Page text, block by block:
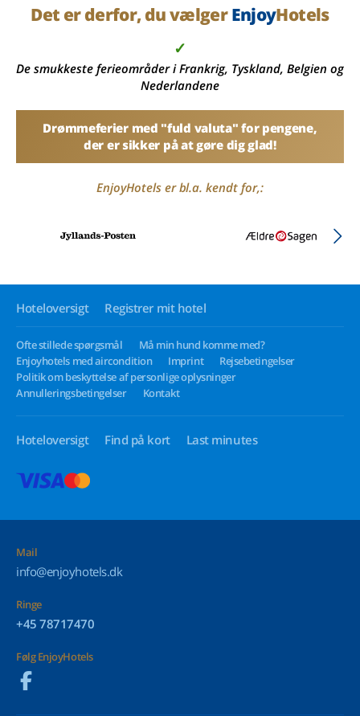
Det er derfor, du vælgerEnjoyHotels
✓
De smukkeste ferieområder i Frankrig, Tyskland, Belgien og
Nederlandene
Drømmeferier med "fuld valuta" for pengene,
der er sikker på at gøre dig glad!
EnjoyHotels er bl.a. kendt for,:
Hoteloversigt Registrer mit hotel
Ofte stillede spørgsmål
Må min hund komme med?
Enjoyhotels med aircondition
Imprint
Rejsebetingelser
Politik om beskyttelse af personlige oplysninger
Annulleringsbetingelser
Kontakt
Hoteloversigt Find på kort Last minutes
Mail
info@enjoyhotels.dk
Ringe
+45 78717470
Følg EnjoyHotels